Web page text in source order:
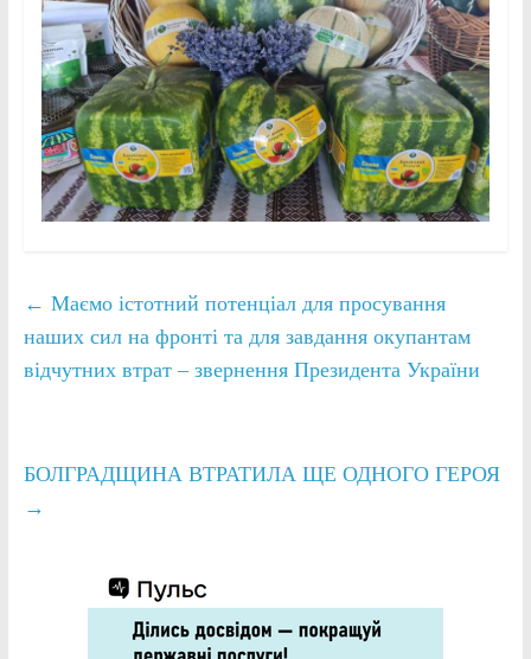
← Маємо істотний потенціал для просування
наших сил на фронті та для завдання окупантам
відчутних втрат – звернення Президента України
БОЛГРАДЩИНА ВТРАТИЛА ЩЕ ОДНОГО ГЕРОЯ
→